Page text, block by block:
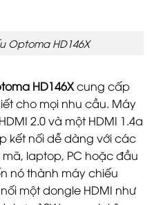
Optoma HD146X
HD146Xcung cấp
cho mọi nhu cầu. Máy
2.0 và một HDMI 1.4a
kết nối dễ dàng với các
laptop, PC hoặc đầu
nó thành máy chiếu
một dongle HDMI như